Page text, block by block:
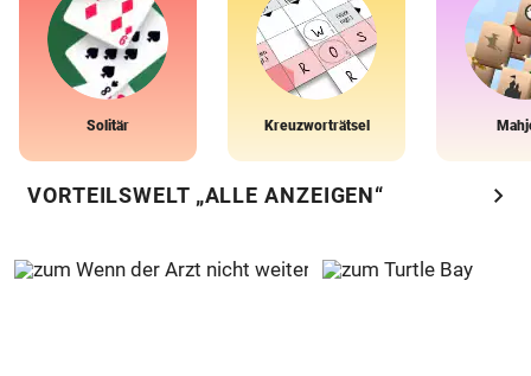
Solitär Kreuzworträtsel
VORTEILSWELT „ALLE ANZEIGEN“ chevron_right